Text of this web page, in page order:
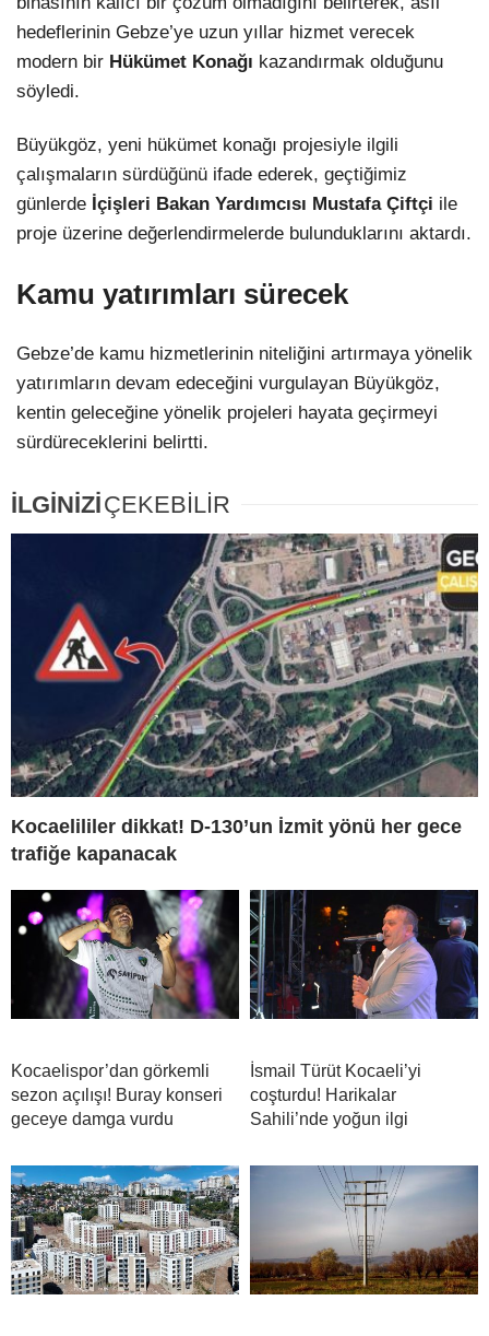
hedeflerinin Gebze’ye uzun yıllar hizmet verecek
modern bir Hükümet Konağı kazandırmak olduğunu
söyledi.
Büyükgöz, yeni hükümet konağı projesiyle ilgili
çalışmaların sürdüğünü ifade ederek, geçtiğimiz
günlerde İçişleri Bakan Yardımcısı Mustafa Çiftçi ile
proje üzerine değerlendirmelerde bulunduklarını aktardı.
Kamu yatırımları sürecek
Gebze’de kamu hizmetlerinin niteliğini artırmaya yönelik
yatırımların devam edeceğini vurgulayan Büyükgöz,
kentin geleceğine yönelik projeleri hayata geçirmeyi
sürdüreceklerini belirtti.
İLGİNİZİÇEKEBİLİR
Kocaelililer dikkat! D-130’un İzmit yönü her gece
trafiğe kapanacak
Kocaelispor’dan görkemli
sezon açılışı! Buray konseri
geceye damga vurdu
İsmail Türüt Kocaeli’yi
coşturdu! Harikalar
Sahili’nde yoğun ilgi